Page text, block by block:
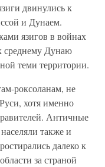
двинулись к
и Дунаем.
язигов в войнах
среднему Дунаю
теми территории.
роксоланам, не
хотя именно
Античные
также и
далеко к
за страной